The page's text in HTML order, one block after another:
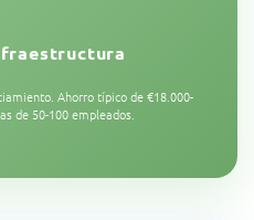
Ahorro típico de €18.000-
de 50-100 empleados.